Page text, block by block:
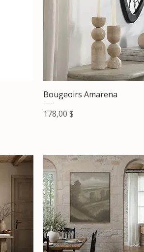
Bougeoirs Amarena
Prix
178,00 $